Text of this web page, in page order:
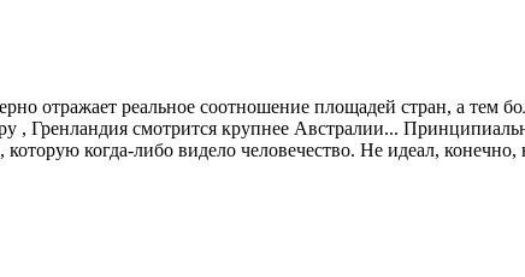
отражает реальное соотношение площадей стран, а тем
, Гренландия смотрится крупнее Австралии...
когда-либо видело человечество. Не идеал,